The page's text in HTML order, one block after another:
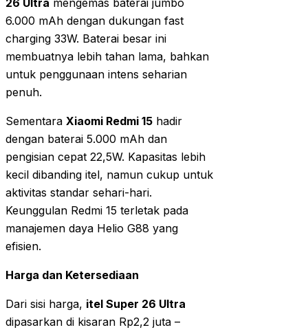
26 Ultra mengemas baterai jumbo
6.000 mAh dengan dukungan fast
charging 33W. Baterai besar ini
membuatnya lebih tahan lama, bahkan
untuk penggunaan intens seharian
penuh.
Sementara Xiaomi Redmi 15 hadir
dengan baterai 5.000 mAh dan
pengisian cepat 22,5W. Kapasitas lebih
kecil dibanding itel, namun cukup untuk
aktivitas standar sehari-hari.
Keunggulan Redmi 15 terletak pada
manajemen daya Helio G88 yang
efisien.
Harga dan Ketersediaan
Dari sisi harga, itel Super 26 Ultra
dipasarkan di kisaran Rp2,2 juta –